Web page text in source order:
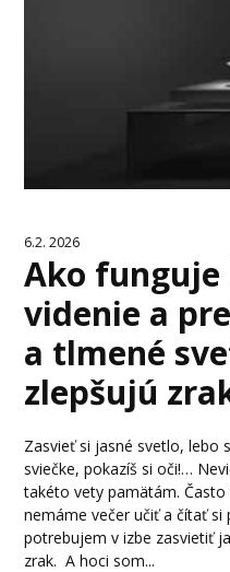
6.2. 2026
Ako
videnie a
a tlmené
zlepšujú
Zasvieť si jasné svetlo, lebo
sviečke, pokazíš si oči!…
takéto vety pamätám.
nemáme večer učiť a čítať si
potrebujem v izbe zasvietiť
zrak. A hoci som...